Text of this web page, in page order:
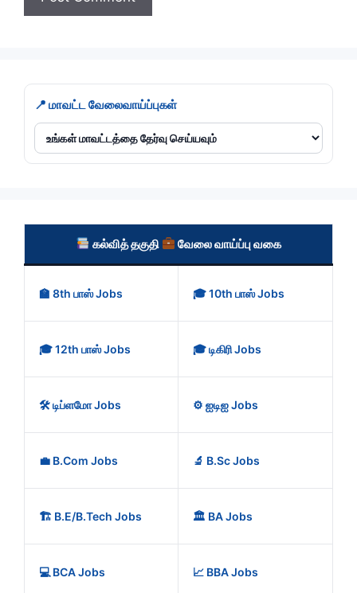
📍 மாவட்ட வேலைவாய்ப்புகள்
கல்வித் தகுதி வேலை வாய்ப்பு வகை
🏫 8th பாஸ் Jobs 🎓 10th பாஸ் Jobs
🎓 12th பாஸ் Jobs 🎓 டிகிரி Jobs
🛠️ டிப்ளமோ Jobs ⚙️ ஐடிஐ Jobs
💼 B.Com Jobs 🔬 B.Sc Jobs
🏗️ B.E/B.Tech Jobs 🏛️ BA Jobs
💻 BCA Jobs 📈 BBA Jobs